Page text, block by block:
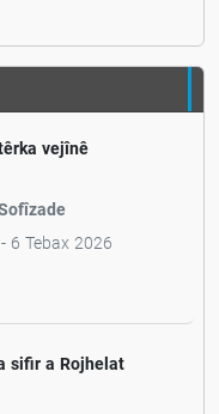
vejînê
6 Tebax 2026
sifir a Rojhelat